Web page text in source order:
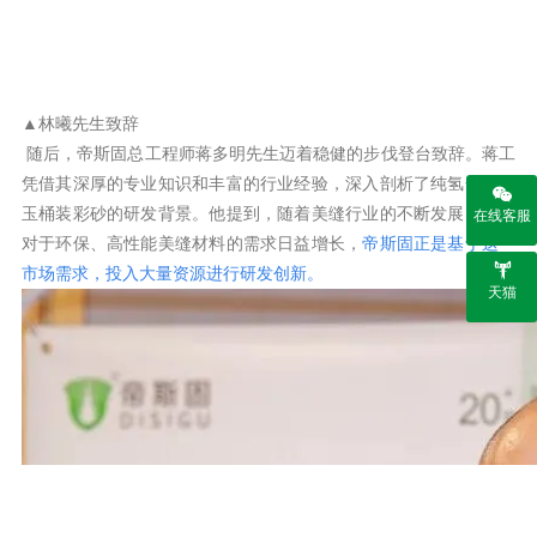
▲林曦先生致辞
随后，帝斯固总工程师蒋多明先生迈着稳健的步伐登台致辞。蒋工
凭借其深厚的专业知识和丰富的行业经验，深入剖析了纯氢化白刚
玉桶装彩砂的研发背景。他提到，随着美缝行业的不断发展，市场
对于环保、高性能美缝材料的需求日益增长，帝斯固正是基于这一
市场需求，投入大量资源进行研发创新。
在线客服
天猫